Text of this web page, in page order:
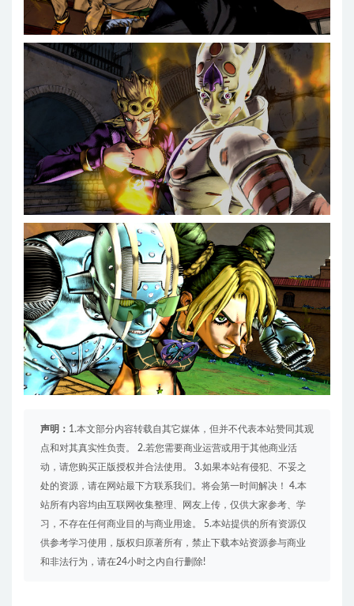
声明： 1.本文部分内容转载自其它媒体，但并不代表本站赞同其观
点和对其真实性负责。 2.若您需要商业运营或用于其他商业活
动，请您购买正版授权并合法使用。 3.如果本站有侵犯、不妥之
处的资源，请在网站最下方联系我们。将会第一时间解决！ 4.本
站所有内容均由互联网收集整理、网友上传，仅供大家参考、学
习，不存在任何商业目的与商业用途。 5.本站提供的所有资源仅
供参考学习使用，版权归原著所有，禁止下载本站资源参与商业
和非法行为，请在24小时之内自行删除!